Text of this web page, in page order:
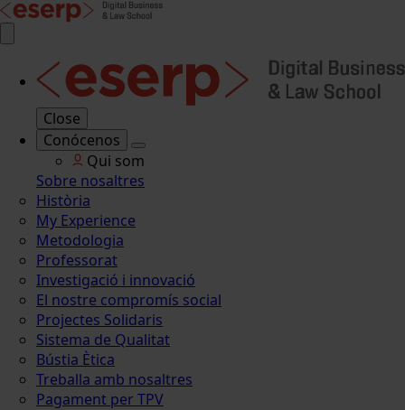
Close
Conócenos
Qui som
Sobre nosaltres
Història
My Experience
Metodologia
Professorat
Investigació i innovació
El nostre compromís social
Projectes Solidaris
Sistema de Qualitat
Bústia Ètica
Treballa amb nosaltres
Pagament per TPV